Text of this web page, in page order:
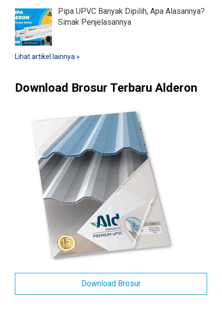
Pipa UPVC Banyak Dipilih, Apa Alasannya?
Simak Penjelasannya
Lihat artikel lainnya »
Download Brosur Terbaru Alderon
Download Brosur